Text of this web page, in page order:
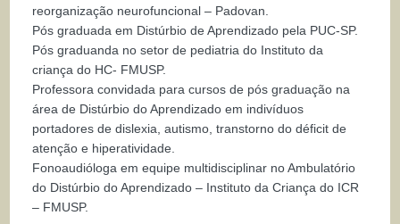
reorganização neurofuncional – Padovan.
Pós graduada em Distúrbio de Aprendizado pela PUC-SP.
Pós graduanda no setor de pediatria do Instituto da
criança do HC- FMUSP.
Professora convidada para cursos de pós graduação na
área de Distúrbio do Aprendizado em indivíduos
portadores de dislexia, autismo, transtorno do déficit de
atenção e hiperatividade.
Fonoaudióloga em equipe multidisciplinar no Ambulatório
do Distúrbio do Aprendizado – Instituto da Criança do ICR
– FMUSP.